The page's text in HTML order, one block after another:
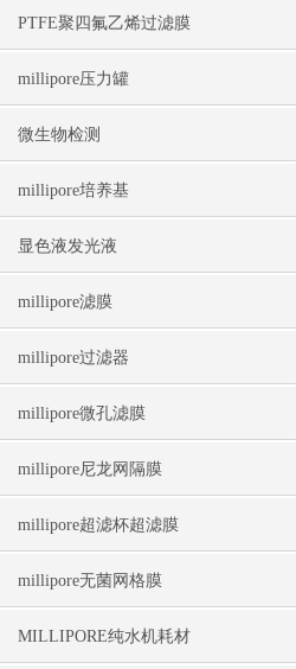
PTFE聚四氟乙烯过滤膜
millipore压力罐
微生物检测
millipore培养基
显色液发光液
millipore滤膜
millipore过滤器
millipore微孔滤膜
millipore尼龙网隔膜
millipore超滤杯超滤膜
millipore无菌网格膜
MILLIPORE纯水机耗材